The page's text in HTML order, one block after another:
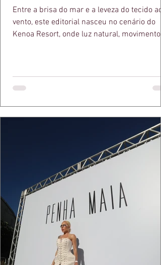
Entre a brisa do mar e a leveza do tecido ao
vento, este editorial nasceu no cenário do
Kenoa Resort, onde luz natural, movimento e
bolsa da Malu Pires, em uma composição
algo de intemporal em vestir o vento e
que ele conduza a cena. Cada dobra do
cada reflexo dourado da luz sobre a pe